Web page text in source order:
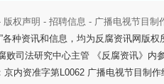
版权声明 - 招聘信息 - 广播电视节目制
种资讯和信息，均为反腐资讯网版
败司法研究中心主管 《反腐资讯》内
京内资准字第L0062 广播电视节目制